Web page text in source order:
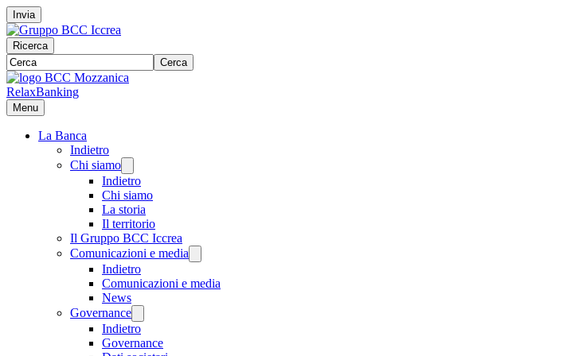
Invia
Ricerca
Cerca
RelaxBanking
Menu
La Banca
Indietro
Chi siamo
Indietro
Chi siamo
La storia
Il territorio
Il Gruppo BCC Iccrea
Comunicazioni e media
Indietro
Comunicazioni e media
News
Governance
Indietro
Governance